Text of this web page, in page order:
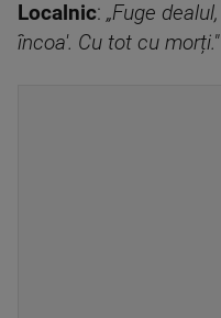
Localnic: „Fuge
încoa'. Cu tot cu morți."